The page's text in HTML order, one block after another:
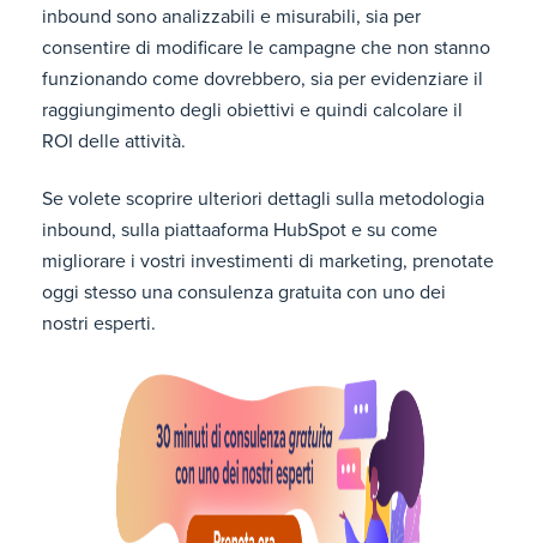
inbound sono analizzabili e misurabili, sia per
consentire di modificare le campagne che non stanno
funzionando come dovrebbero, sia per evidenziare il
raggiungimento degli obiettivi e quindi calcolare il
ROI delle attività.
Se volete scoprire ulteriori dettagli sulla metodologia
inbound, sulla piattaaforma HubSpot e su come
migliorare i vostri investimenti di marketing, prenotate
oggi stesso una consulenza gratuita con uno dei
nostri esperti.